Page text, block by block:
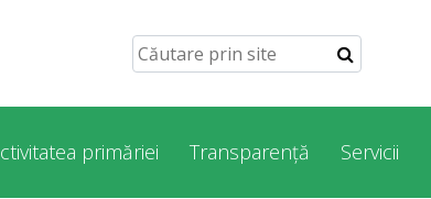
primăriei Transparență Servicii